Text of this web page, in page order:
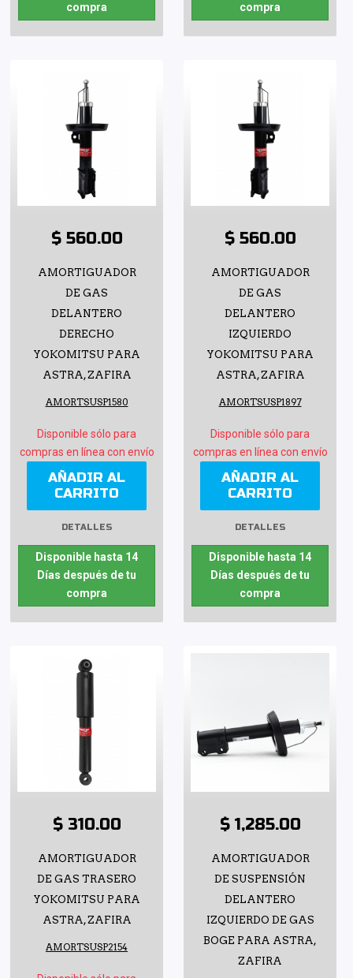
compra
compra
$ 560.00
AMORTIGUADOR
DE GAS
DELANTERO
DERECHO
YOKOMITSU PARA
ASTRA, ZAFIRA
AMORTSUSP1580
Disponible sólo para
compras en línea con envío
AÑADIR AL
CARRITO
DETALLES
Disponible hasta 14
Días después de tu
compra
$ 560.00
AMORTIGUADOR
DE GAS
DELANTERO
IZQUIERDO
YOKOMITSU PARA
ASTRA, ZAFIRA
AMORTSUSP1897
Disponible sólo para
compras en línea con envío
AÑADIR AL
CARRITO
DETALLES
Disponible hasta 14
Días después de tu
compra
$ 310.00
AMORTIGUADOR
DE GAS TRASERO
YOKOMITSU PARA
ASTRA, ZAFIRA
AMORTSUSP2154
$ 1,285.00
AMORTIGUADOR
DE SUSPENSIÓN
DELANTERO
IZQUIERDO DE GAS
BOGE PARA ASTRA,
ZAFIRA